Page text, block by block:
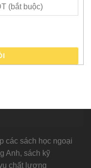
các sách học ngoại
Anh, sách kỹ
chất lượng